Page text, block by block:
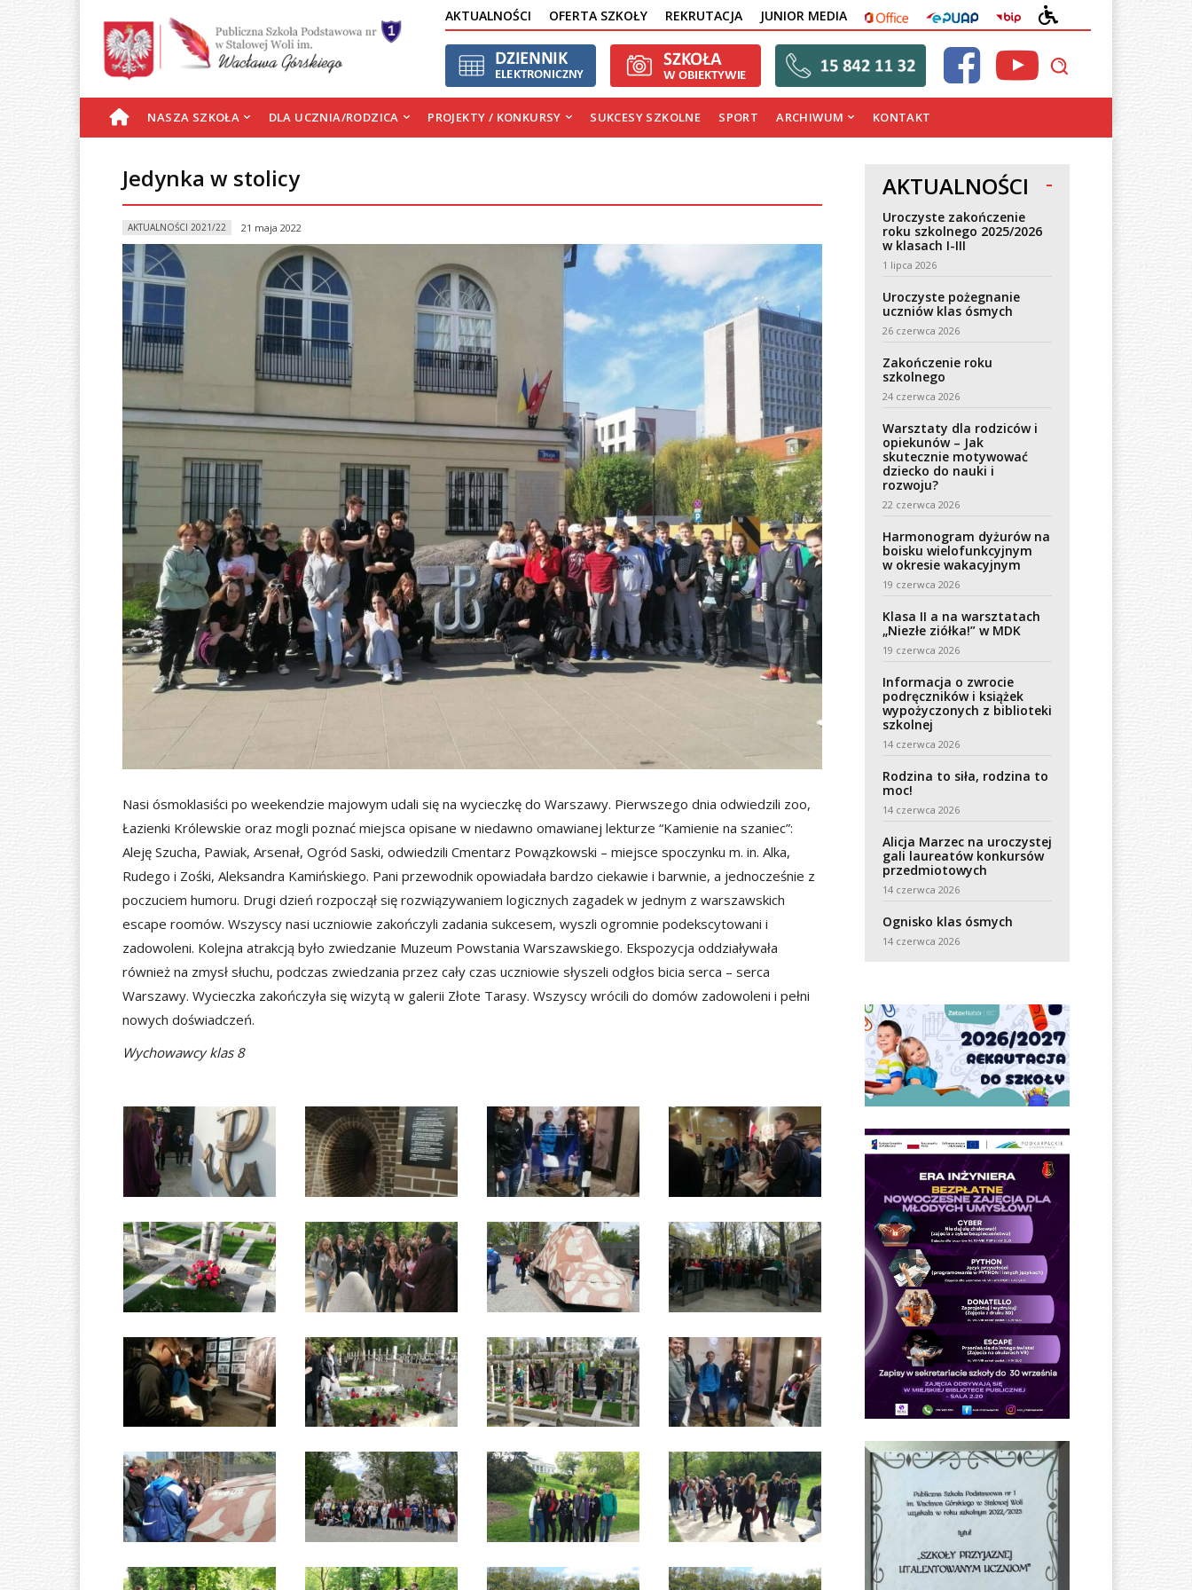
AKTUALNOŚCI OFERTA SZKOŁY REKRUTACJA JUNIOR MEDIA OFFICE EPUAP BIP
DOSTĘPNOŚCI
S
O
N
A
G
W
NASZA SZKOŁA DLA UCZNIA/RODZICA PROJEKTY / KONKURSY SUKCESY SZKOLNE SPORT ARCHIWUM KONTAKT
Jedynka w stolicy
AKTUALNOŚCI 2021/22 21 maja 2022
Nasi ósmoklasiści po weekendzie majowym udali się na wycieczkę do Warszawy. Pierwszego dnia odwiedzili zoo,
Łazienki Królewskie oraz mogli poznać miejsca opisane w niedawno omawianej lekturze “Kamienie na szaniec”:
Aleję Szucha, Pawiak, Arsenał, Ogród Saski, odwiedzili Cmentarz Powązkowski – miejsce spoczynku m. in. Alka,
Rudego i Zośki, Aleksandra Kamińskiego. Pani przewodnik opowiadała bardzo ciekawie i barwnie, a jednocześnie z
poczuciem humoru. Drugi dzień rozpoczął się rozwiązywaniem logicznych zagadek w jednym z warszawskich
escape roomów. Wszyscy nasi uczniowie zakończyli zadania sukcesem, wyszli ogromnie podekscytowani i
zadowoleni. Kolejna atrakcją było zwiedzanie Muzeum Powstania Warszawskiego. Ekspozycja oddziaływała
również na zmysł słuchu, podczas zwiedzania przez cały czas uczniowie słyszeli odgłos bicia serca – serca
Warszawy. Wycieczka zakończyła się wizytą w galerii Złote Tarasy. Wszyscy wrócili do domów zadowoleni i pełni
nowych doświadczeń.
Wychowawcy klas 8
AKTUALNOŚCI
Uroczyste zakończenie
roku szkolnego 2025/2026
w klasach I-III
1 lipca 2026
Uroczyste pożegnanie
uczniów klas ósmych
26 czerwca 2026
Zakończenie roku
szkolnego
24 czerwca 2026
Warsztaty dla rodziców i
opiekunów – Jak
skutecznie motywować
dziecko do nauki i
rozwoju?
22 czerwca 2026
Harmonogram dyżurów na
boisku wielofunkcyjnym
w okresie wakacyjnym
19 czerwca 2026
Klasa II a na warsztatach
„Niezłe ziółka!” w MDK
19 czerwca 2026
Informacja o zwrocie
podręczników i książek
wypożyczonych z biblioteki
szkolnej
14 czerwca 2026
Rodzina to siła, rodzina to
moc!
14 czerwca 2026
Alicja Marzec na uroczystej
gali laureatów konkursów
przedmiotowych
14 czerwca 2026
Ognisko klas ósmych
14 czerwca 2026